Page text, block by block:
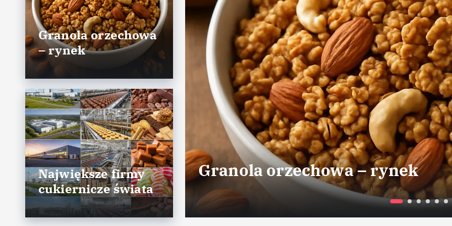
Granola orzechowa – rynek
Granola orzechowa
– rynek
Największe firmy
cukiernicze świata